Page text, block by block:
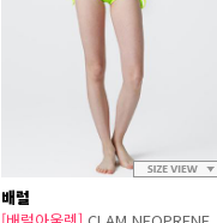
배럴